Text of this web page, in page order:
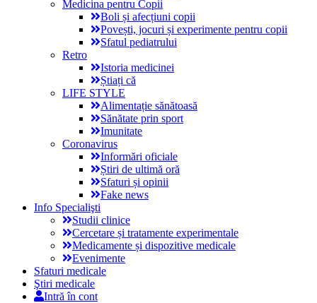
Medicina pentru Copii
Boli și afecțiuni copii
Povești, jocuri și experimente pentru copii
Sfatul pediatrului
Retro
Istoria medicinei
Știați că
LIFE STYLE
Alimentație sănătoasă
Sănătate prin sport
Imunitate
Coronavirus
Informări oficiale
Știri de ultimă oră
Sfaturi și opinii
Fake news
Info Specialişti
Studii clinice
Cercetare și tratamente experimentale
Medicamente și dispozitive medicale
Evenimente
Sfaturi medicale
Ştiri medicale
Intră în cont